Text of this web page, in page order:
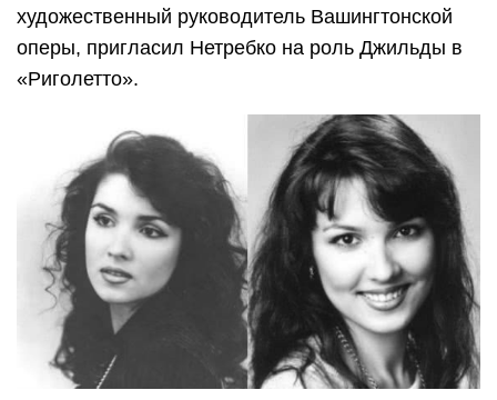
художественный руководитель Вашингтонской
оперы, пригласил Нетребко на роль Джильды в
«Риголетто».